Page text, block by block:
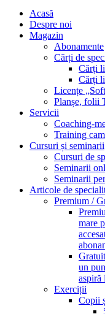
Acasă
Despre noi
Magazin
Abonamente
Cărți de
Cărți
Cărți
Licențe
Planșe, folii
Servicii
Coaching-
Training
Cursuri și seminarii
Cursuri de
Seminarii
Seminarii
Articole de
Premium /
mare
un
aspiră
Exerciții
Copii